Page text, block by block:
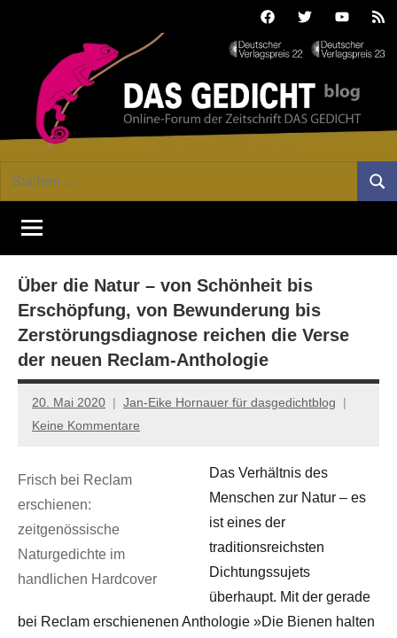
FacebookTwitterYoutube
GEDICHT
blog
Forum
von
DAS
Lyrik,
Essay
Kritik
Suchen
Über die Natur – von Schönheit bis
Erschöpfung, von Bewunderung bis
Zerstörungsdiagnose reichen die Verse
der neuen Reclam-Anthologie
20. Mai 2020
Jan-Eike Hornauer für dasgedichtblog
Keine Kommentare
Frisch bei Reclam
erschienen:
zeitgenössische
Naturgedichte im
handlichen Hardcover
Das Verhältnis des
Menschen zur Natur – es
ist eines der
traditionsreichsten
Dichtungssujets
überhaupt. Mit der gerade
bei Reclam erschienenen Anthologie »Die Bienen halten